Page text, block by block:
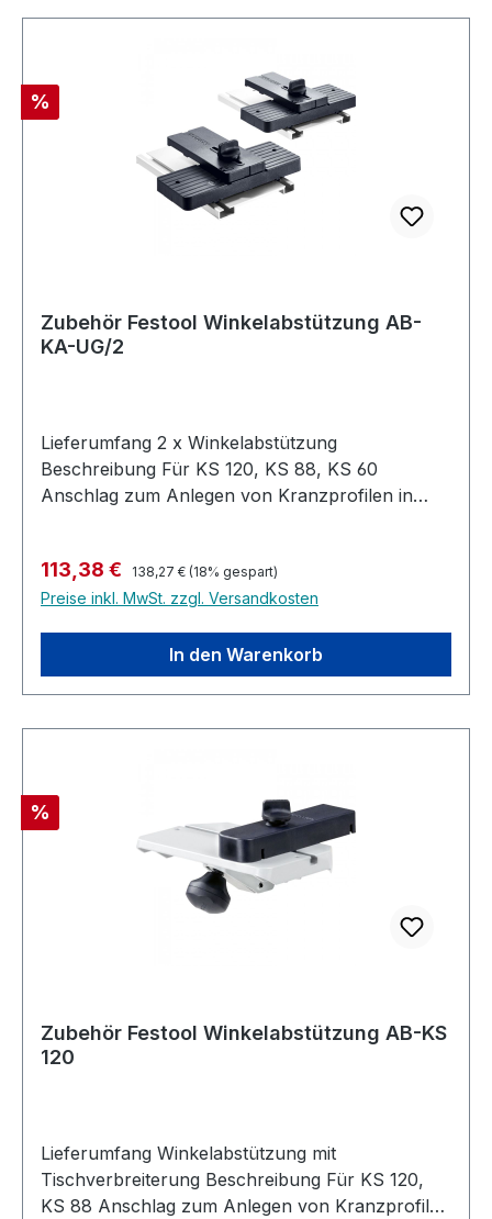
Rabatt
%
Zubehör Festool Winkelabstützung AB-
KA-UG/2
Lieferumfang 2 x Winkelabstützung
Beschreibung Für KS 120, KS 88, KS 60
Anschlag zum Anlegen von Kranzprofilen in
Verkaufspreis:
113,38 € Regulärer Preis:
138,27 € (18% gespart)
Preise inkl. MwSt. zzgl. Versandkosten
In den Warenkorb
Rabatt
%
Zubehör Festool Winkelabstützung AB-KS
120
Lieferumfang Winkelabstützung mit
Tischverbreiterung Beschreibung Für KS 120,
KS 88 Anschlag zum Anlegen von Kranzprofilen